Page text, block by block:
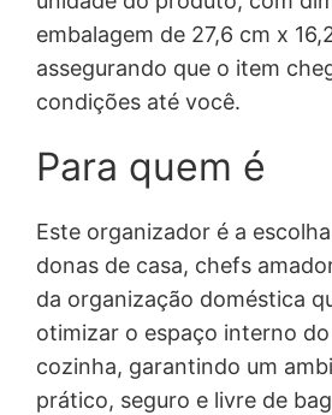
embalagem de 27,6 cm x
assegurando que o item
condições até você.
Para quem é
Este organizador é a
donas de casa, chefs
da organização doméstica
otimizar o espaço interno
cozinha, garantindo um
prático, seguro e livre de